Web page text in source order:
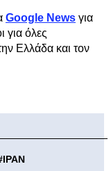
Google News για
για όλες
Ελλάδα και τον
ΙΡΑΝ